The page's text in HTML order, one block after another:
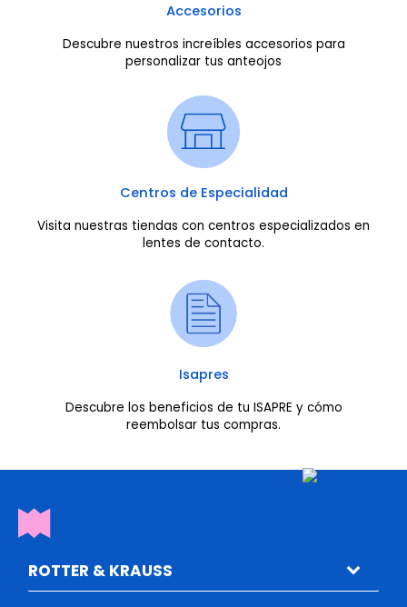
Accesorios
Descubre nuestros increíbles accesorios para
personalizar tus anteojos
Centros de Especialidad
Visita nuestras tiendas con centros especializados en
lentes de contacto.
Isapres
Descubre los beneficios de tu ISAPRE y cómo
reembolsar tus compras.
ROTTER & KRAUSS